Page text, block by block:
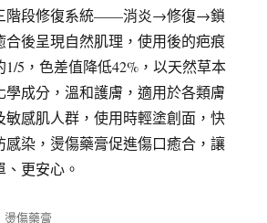
階段修復系統——消炎→修復→鎖
合後呈現自然肌理，使用後的疤痕
5，色差值降低42%，以天然草本
學成分，溫和護膚，適用於各類膚
敏感肌人群，使用時輕塗創面，快
感染，燙傷藥膏促進傷口癒合，讓
更安心。
分
燙傷藥膏